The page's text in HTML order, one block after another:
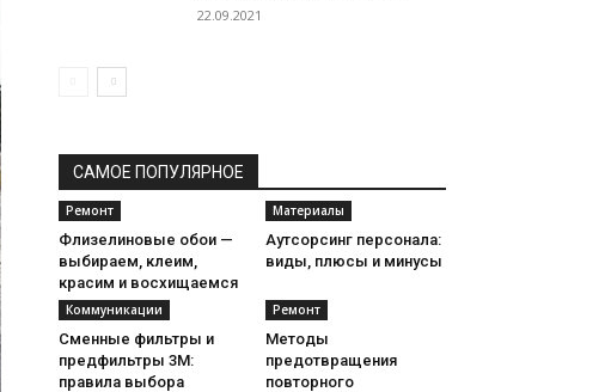
22.09.2021
САМОЕ ПОПУЛЯРНОЕ
Ремонт
Флизелиновые обои —
выбираем, клеим,
красим и восхищаемся
Материалы
Аутсорсинг персонала:
виды, плюсы и минусы
Коммуникации
Сменные фильтры и
предфильтры 3М:
правила выбора
Ремонт
Методы
предотвращения
повторного